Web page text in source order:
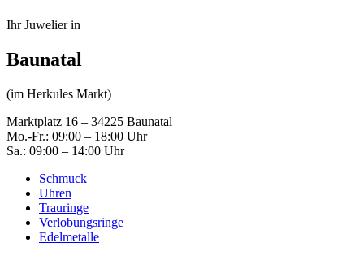
Ihr Juwelier in
Baunatal
(im Herkules Markt)
Marktplatz 16 – 34225 Baunatal
Mo.-Fr.: 09:00 – 18:00 Uhr
Sa.: 09:00 – 14:00 Uhr
Schmuck
Uhren
Trauringe
Verlobungsringe
Edelmetalle